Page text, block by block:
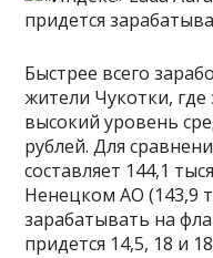
Быстрее всего
жители Чукотки,
высокий уровень
рублей. Для
составляет 144,1
Ненецком АО (143,9
зарабатывать на
придется 14,5, 18 и